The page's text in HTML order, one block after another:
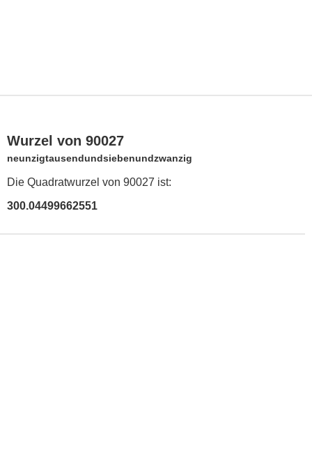
Wurzel von 90027
neunzigtausendundsiebenundzwanzig
Die Quadratwurzel von 90027 ist:
300.04499662551